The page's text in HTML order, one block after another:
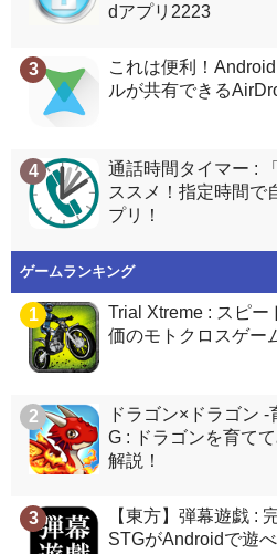
dアプリ2223
3
これは便利！
ルが共有できる
4
通話時間タイマー :
ススメ！指定時間で
プリ！
ゲームランキング
1
Trial Xtreme : スピ
価のモトクロスゲー
2
ドラゴン×ドラゴン
G : ドラゴンを育て
解説！
3
【東方】弾幕遊戯 :
STGがAndroidで遊べ